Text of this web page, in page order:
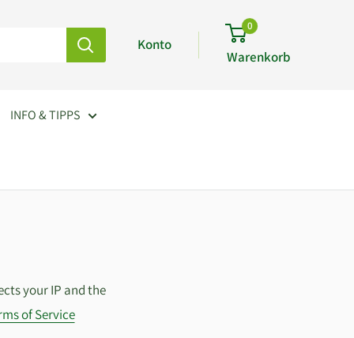
Konto
0
Warenkorb
INFO & TIPPS
your IP and the
of Service